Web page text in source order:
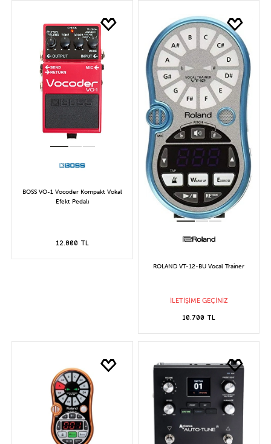
BOSS VO-1 Vocoder Kompakt Vokal
Efekt Pedalı
12.800 TL
ROLAND VT-12-BU Vocal Trainer
İLETİŞİME GEÇİNİZ
10.700 TL